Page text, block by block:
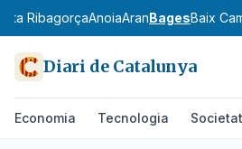
Alta RibagorçaAnoiaAranBagesBaix
Diari de Catalunya
Economia Tecnologia Societat